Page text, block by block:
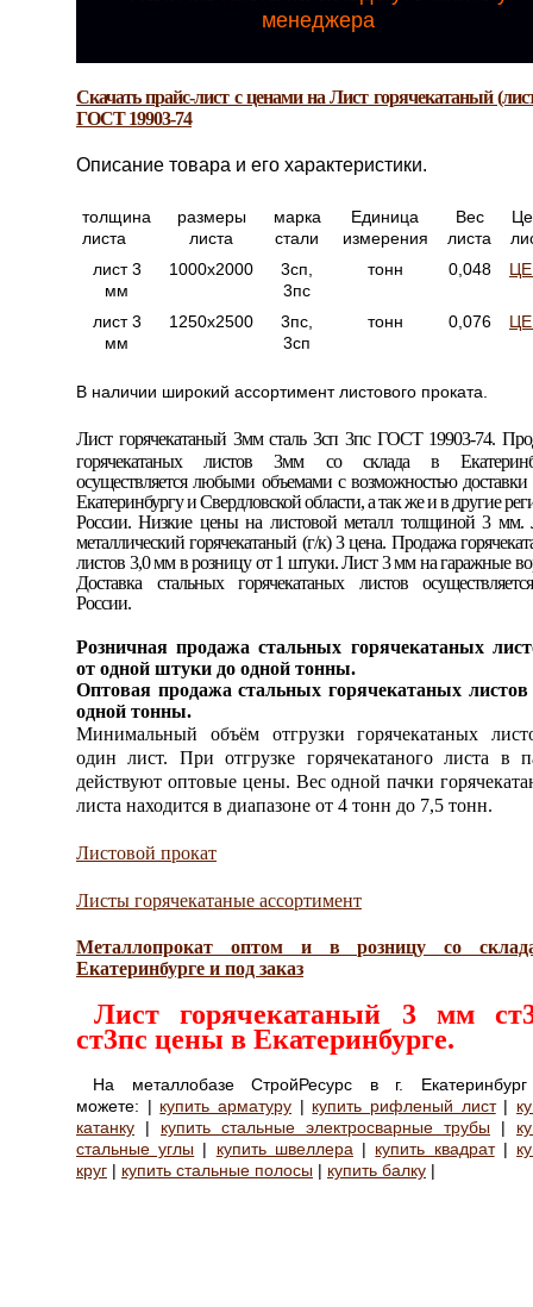
менеджера
Скачать прайс-лист с ценами на Лист горячекатаный
ГОСТ 19903-74
Описание товара и его характеристики.
толщина
листа
размеры
листа
марка
стали
Единица
измерения
Вес
листа
лист 3
мм
1000х2000
3сп,
3пс
тонн 0,048
лист 3
мм
1250х2500
3пс,
3сп
тонн 0,076
В наличии широкий ассортимент листового проката.
Лист горячекатаный 3мм сталь 3сп 3пс ГОСТ 19903-74.
горячекатаных листов 3мм со склада в
осуществляется любыми объемами с возможностью доставки
Екатеринбургу и Свердловской области, а так же и в другие
России. Низкие цены на листовой металл толщиной 3 мм.
металлический горячекатаный (г/к) 3 цена. Продажа
листов 3,0 мм в розницу от 1 штуки. Лист 3 мм на гаражные
Доставка стальных горячекатаных листов
России.
Розничная продажа стальных горячекатаных
от одной штуки до одной тонны.
Оптовая продажа стальных горячекатаных листов
одной тонны.
Минимальный объём отгрузки горячекатаных
один лист. При отгрузке горячекатаного листа в
действуют оптовые цены. Вес одной пачки
листа находится в диапазоне от 4 тонн до 7,5 тонн.
Листовой прокат
Листы горячекатаные ассортимент
Металлопрокат оптом и в розницу со
Екатеринбурге и под заказ
Лист горячекатаный 3 мм
ст3пс цены в Екатеринбурге.
На металлобазе СтройРесурс в г.
можете: | купить арматуру | купить рифленый лист|
катанку | купить стальные электросварные трубы |
стальные углы | купить швеллера | купить квадрат|
круг | купить стальные полосы | купить балку |